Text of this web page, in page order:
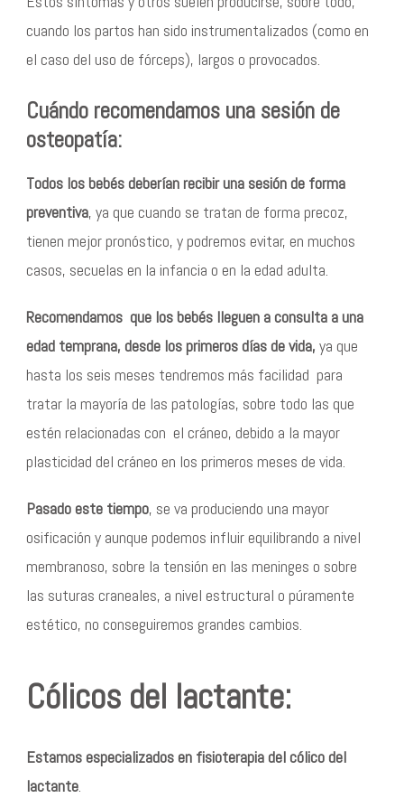
cuando los partos han sido instrumentalizados (como en
el caso del uso de fórceps), largos o provocados.
Cuándo recomendamos una sesión de
osteopatía:
Todos los bebés deberían recibir una sesión de forma
preventiva, ya que cuando se tratan de forma precoz,
tienen mejor pronóstico, y podremos evitar, en muchos
casos, secuelas en la infancia o en la edad adulta.
Recomendamos que los bebés lleguen a consulta a una
edad temprana, desde los primeros días de vida, ya que
hasta los seis meses tendremos más facilidad para
tratar la mayoría de las patologías, sobre todo las que
estén relacionadas con el cráneo, debido a la mayor
plasticidad del cráneo en los primeros meses de vida.
Pasado este tiempo, se va produciendo una mayor
osificación y aunque podemos influir equilibrando a nivel
membranoso, sobre la tensión en las meninges o sobre
las suturas craneales, a nivel estructural o púramente
estético, no conseguiremos grandes cambios.
Cólicos del lactante:
Estamos especializados en fisioterapia del cólico del
lactante.